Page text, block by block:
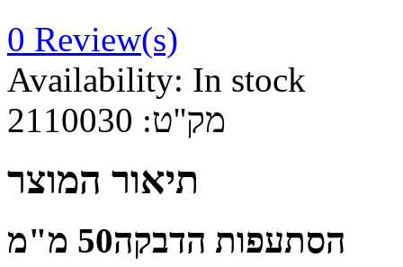
0 Review(s)
Availability: In stock
מק''ט: 2110030
תיאור המוצר
הסתעפות הדבקה50 מ"מ